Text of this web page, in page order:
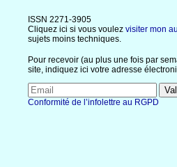
ISSN 2271-3905
Cliquez ici si vous voulez visiter mon
sujets moins techniques.
Pour recevoir (au plus une fois par
site, indiquez ici votre adresse
Conformité de l’infolettre au RGPD